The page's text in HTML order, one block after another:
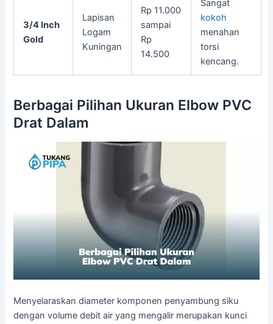
3/4 Inch
Gold
Lapisan
Logam
Kuningan
Rp 11.000
sampai
Rp
14.500
Sangat
kokoh
menahan
torsi
kencang.
Berbagai Pilihan Ukuran Elbow PVC
Drat Dalam
Menyelaraskan diameter komponen penyambung siku
dengan volume debit air yang mengalir merupakan kunci